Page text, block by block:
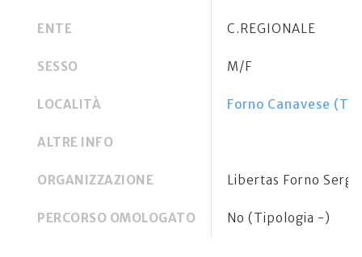
ENTE C.REGIONALE
SESSO M/F
LOCALITÀ Forno Canavese
ALTRE INFO
ORGANIZZAZIONE Libertas Forno
PERCORSO OMOLOGATO No (Tipologia -)